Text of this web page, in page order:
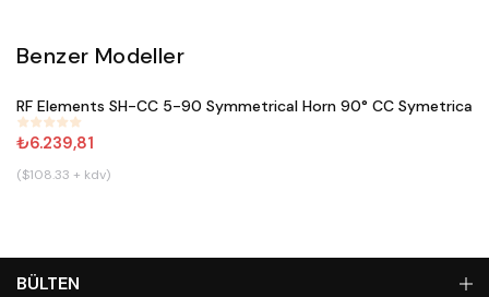
Benzer Modeller
#644
RF Elements SH-CC 5-90 Symmetrical Horn 90° CC Symetrical
₺6.239,81
($108.33 + kdv)
BÜLTEN